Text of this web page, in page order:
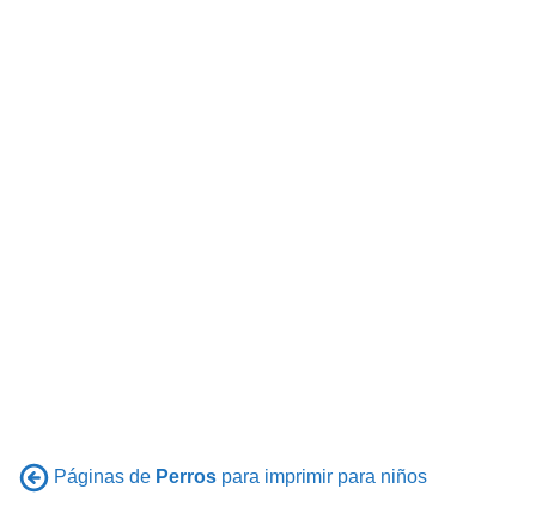
Páginas de Perros para imprimir para niños